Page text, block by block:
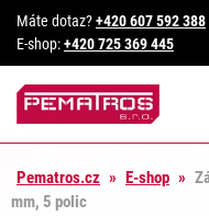
Máte dotaz?+420 607 592 388
E-shop:+420 725 369 445
Pematros.cz » E-shop »
mm, 5 polic